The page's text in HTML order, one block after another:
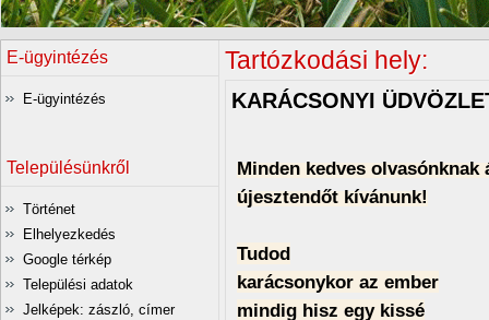
E-ügyintézés
E-ügyintézés
Településünkről
Történet
Elhelyezkedés
Google térkép
Települési adatok
Jelképek: zászló, címer
Tartózkodási hely:
KARÁCSONYI
Minden kedves
újesztendőt kívánunk!
Tudod
karácsonykor az ember
mindig hisz egy kissé